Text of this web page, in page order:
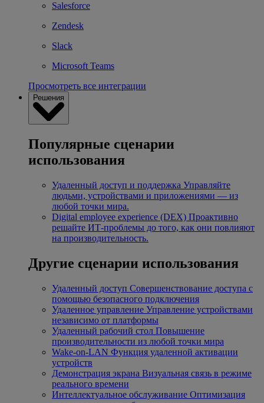
Salesforce
Zendesk
Slack
Microsoft Teams
Просмотреть все интеграции
Решения
Популярные сценарии
использования
Удаленный доступ и поддержка Управляйте
людьми, устройствами и приложениями — из
любой точки мира.
Digital employee experience (DEX) Проактивно
решайте ИТ-проблемы до того, как они повлияют
на производительность.
Другие сценарии использования
Удаленный доступ Совершенствование доступа с
помощью безопасного подключения
Удаленное управление Управление устройствами
независимо от платформы
Удаленный рабочий стол Повышение
производительности из любой точки мира
Wake-on-LAN Функция удаленной активации
устройств
Демонстрация экрана Визуальная связь в режиме
реального времени
Интеллектуальное обслуживание Оптимизация